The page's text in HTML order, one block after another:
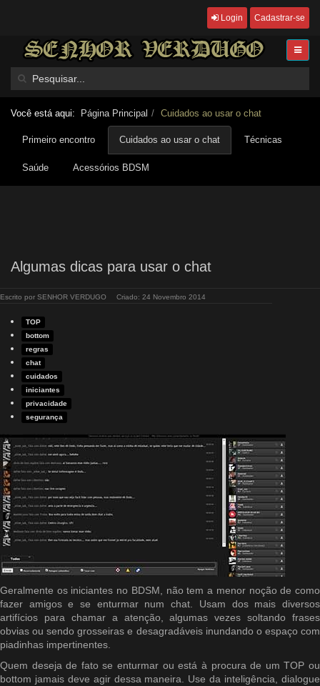
Login Cadastrar-se
Você está aqui: Página Principal Cuidados ao usar o chat
Primeiro encontro Cuidados ao usar o chat Técnicas
Saúde Acessórios BDSM
Algumas dicas para usar o chat
Escrito por SENHOR VERDUGO Criado: 24 Novembro 2014
TOP
bottom
regras
chat
cuidados
iniciantes
privacidade
segurança
Geralmente os iniciantes no BDSM, não tem a menor noção de como
fazer amigos e se enturmar num chat. Usam dos mais diversos
artifícios para chamar a atenção, algumas vezes soltando frases
obvias ou sendo grosseiras e desagradáveis inundando o espaço com
piadinhas impertinentes.
Quem deseja de fato se enturmar ou está à procura de um TOP ou
bottom jamais deve agir dessa maneira. Use da inteligência, dialogue